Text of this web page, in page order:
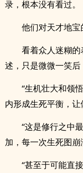
录，根本没有看过。
他们对天才地宝
看着众人迷糊
述，只是微微一笑后
“生机壮大和领
内形成生死平衡，
“这是修行之中
加，每一次生死图
“甚至于可能直